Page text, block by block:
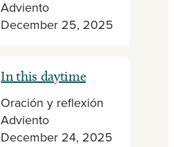
Adviento
December 25, 2025
In this daytime
Oración y reflexión
Adviento
December 24, 2025